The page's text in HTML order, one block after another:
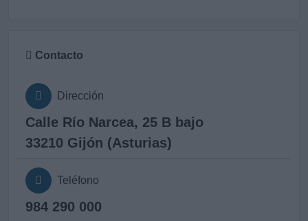
Contacto
Dirección
Calle Río Narcea, 25 B bajo
33210 Gijón (Asturias)
Teléfono
984 290 000